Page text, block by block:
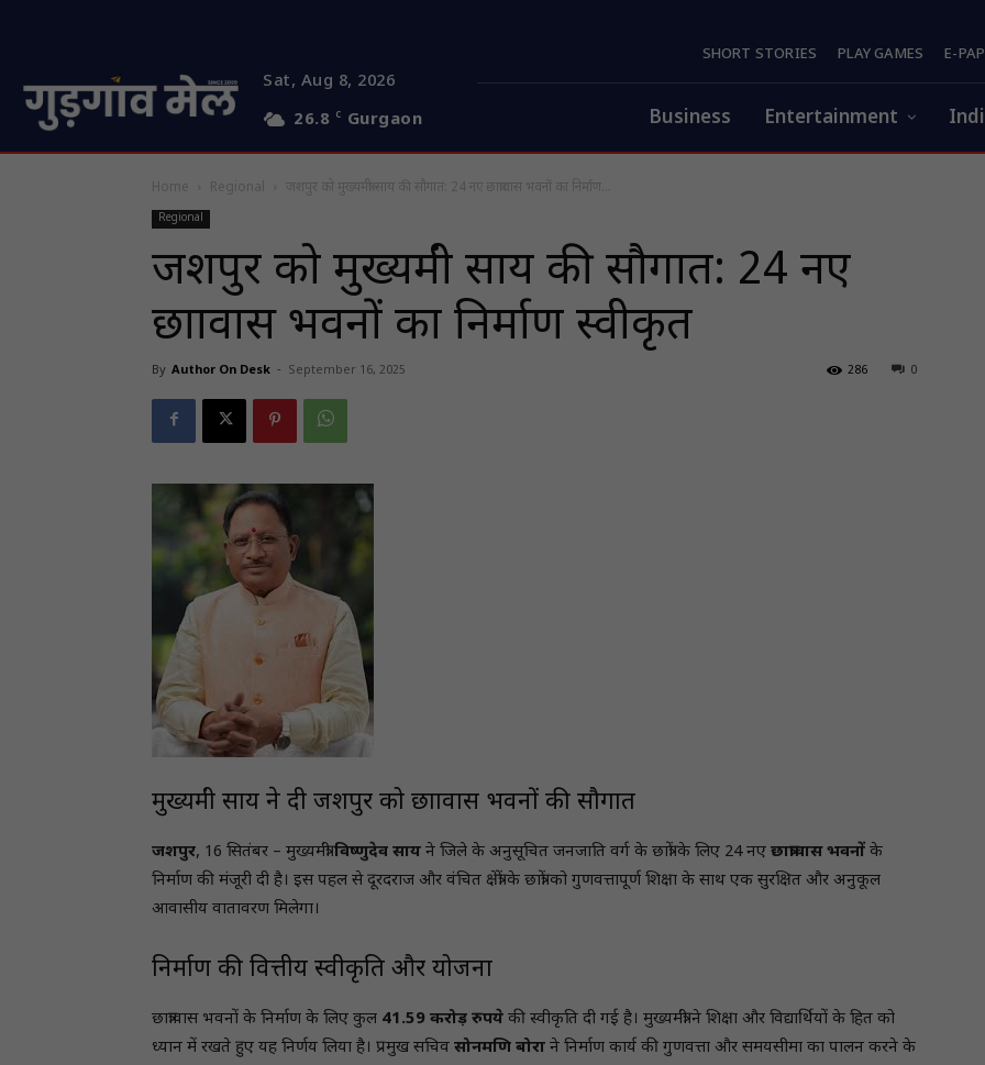
Sat, Aug 8, 2026
26.8 C Gurgaon
SHORT STORIES PLAY GAMES E-
Business Entertainment
Home Regional जशपुर को मुख्यमंत्री साय की सौगात: 24 नए छात्रावास भवनों का निर्माण...
Regional
जशपुर को मुख्यमंत्री साय की सौगात: 24 नए
छात्रावास भवनों का निर्माण स्वीकृत
By Author On Desk - September 16, 2025 0
286
मुख्यमंत्री साय ने दी जशपुर को छात्रावास भवनों की सौगात
जशपुर, 16 सितंबर – मुख्यमंत्रीविष्णुदेव साय ने जिले के अनुसूचित जनजाति वर्ग के छात्रों के लिए 24 नए छात्रावास भवनों के
निर्माण की मंजूरी दी है। इस पहल से दूरदराज और वंचित क्षेत्रों के छात्रों को गुणवत्तापूर्ण शिक्षा के साथ एक सुरक्षित और अनुकूल
आवासीय वातावरण मिलेगा।
निर्माण की वित्तीय स्वीकृति और योजना
छात्रावास भवनों के निर्माण के लिए कुल 41.59 करोड़ रुपये की स्वीकृति दी गई है। मुख्यमंत्री ने शिक्षा और विद्यार्थियों के हित को
ध्यान में रखते हुए यह निर्णय लिया है। प्रमुख सचिव सोनमणि बोरा ने निर्माण कार्य की गुणवत्ता और समयसीमा का पालन करने के